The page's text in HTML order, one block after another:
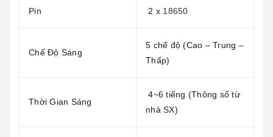
Pin 2 x 18650
Chế Độ Sáng
5 chế độ (Cao – Trung –
Thấp)
Thời Gian Sáng
4~6 tiếng (Thông số từ
nhà SX)